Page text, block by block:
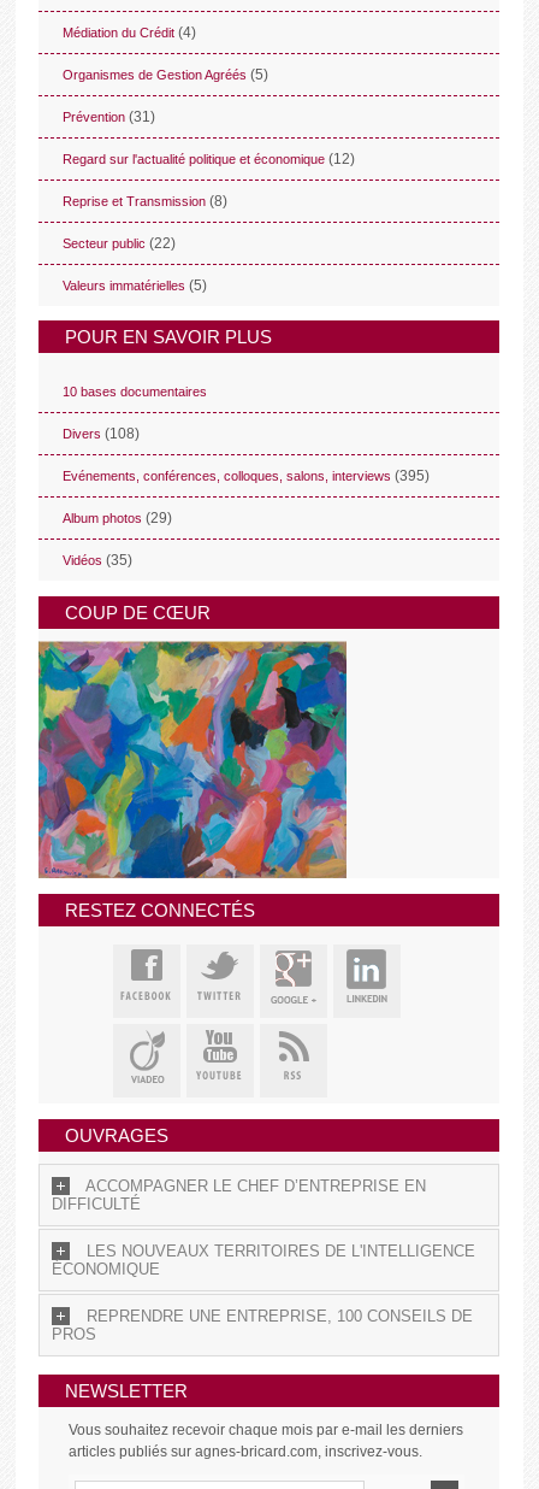
Médiation du Crédit (4)
Organismes de Gestion Agréés (5)
Prévention (31)
Regard sur l'actualité politique et économique (12)
Reprise et Transmission (8)
Secteur public (22)
Valeurs immatérielles (5)
POUR EN SAVOIR PLUS
10 bases documentaires
Divers (108)
Evénements, conférences, colloques, salons, interviews (395)
Album photos (29)
Vidéos (35)
COUP DE CŒUR
RESTEZ CONNECTÉS
OUVRAGES
ACCOMPAGNER LE CHEF D’ENTREPRISE EN
DIFFICULTÉ
LES NOUVEAUX TERRITOIRES DE L'INTELLIGENCE
ÉCONOMIQUE
REPRENDRE UNE ENTREPRISE, 100 CONSEILS DE
PROS
NEWSLETTER
Vous souhaitez recevoir chaque mois par e-mail les derniers
articles publiés sur agnes-bricard.com, inscrivez-vous.